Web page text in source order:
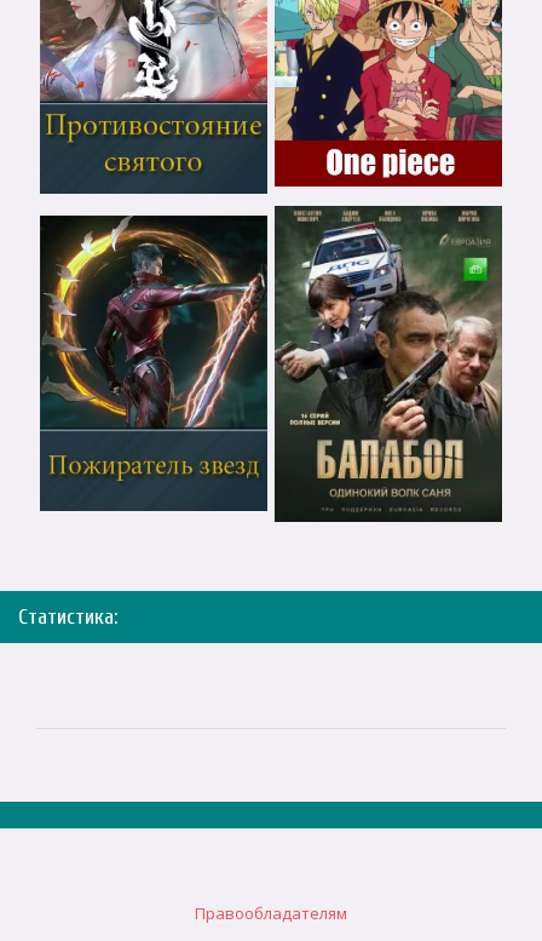
Статистика:
Правообладателям